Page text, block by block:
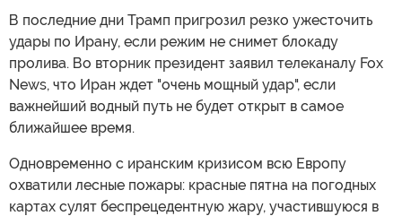
В последние дни Трамп пригрозил резко ужесточить
удары по Ирану, если режим не снимет блокаду
пролива. Во вторник президент заявил телеканалу Fox
News, что Иран ждет "очень мощный удар", если
важнейший водный путь не будет открыт в самое
ближайшее время.
Одновременно с иранским кризисом всю Европу
охватили лесные пожары: красные пятна на погодных
картах сулят беспрецедентную жару, участившуюся в